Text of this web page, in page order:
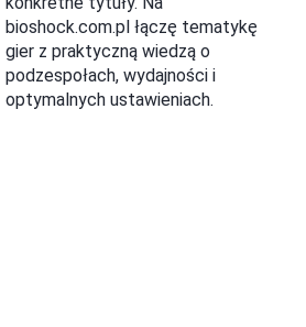
bioshock.com.pl łączę tematykę
gier z praktyczną wiedzą o
podzespołach, wydajności i
optymalnych ustawieniach.